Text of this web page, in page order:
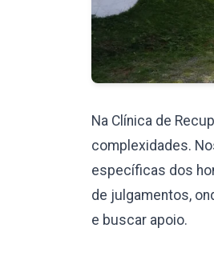
Na Clínica de
complexidades.
específicas dos
de julgamentos,
e buscar apoio.